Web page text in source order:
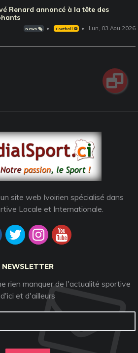
Renard annoncé à la tête des
News 🗞️ Football ⚽️ Lun, 03 Aou 2026
site web Ivoirien spécialisé dans
Locale et Internationale.
NEWSLETTER
rien manquer de l'actualité sportive
d'ici et d'ailleurs